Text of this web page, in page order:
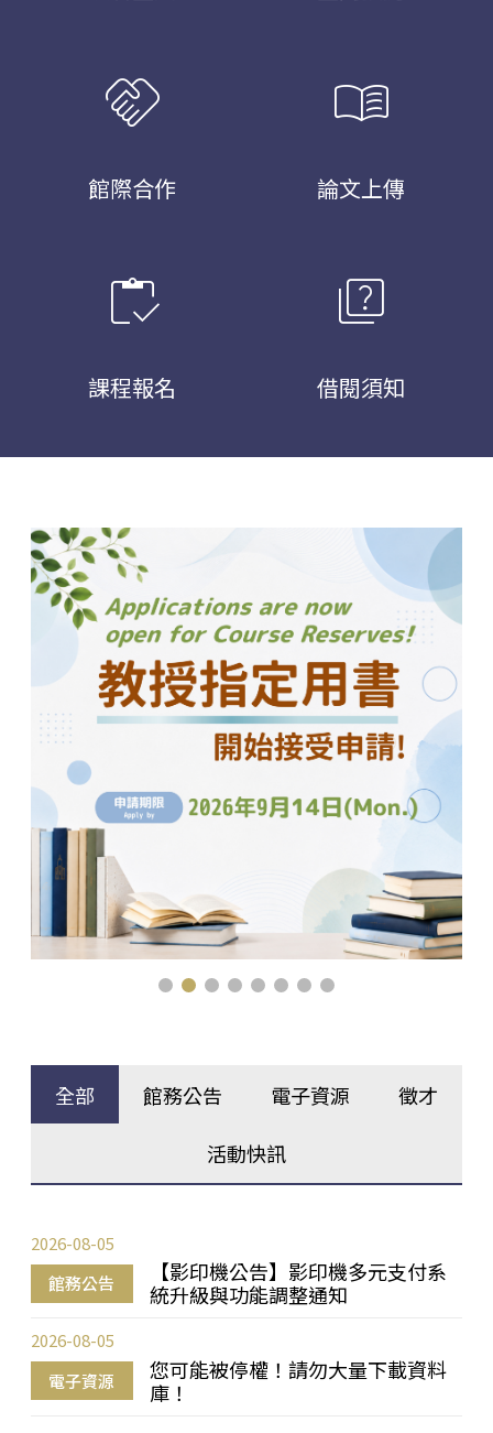
handshake
館際合作
menu_book
論文上傳
inventory
課程報名
quiz
借閱須知
全部 館務公告 電子資源 徵才
活動快訊
館務公告
【影印機公告】影印機多元支付系
統升級與功能調整通知
2026-08-05
電子資源
您可能被停權！請勿大量下載資料
庫！
2026-08-05